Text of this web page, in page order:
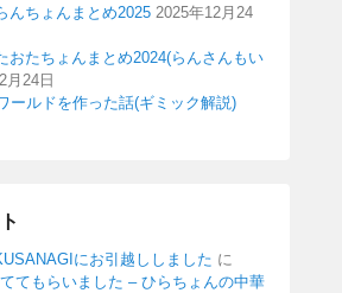
んちょんまとめ2025 2025年12月24
おたちょんまとめ2024(らんさんもい
月24日
ールドを作った話(ギミック解説)
にお引越ししました に
てもらいました – ひらちょんの中華